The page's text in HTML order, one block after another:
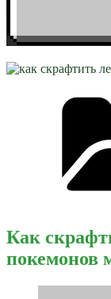
Как
покемонов